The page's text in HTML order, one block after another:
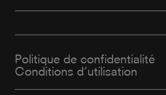
Politique de confidentialité
Conditions d’utilisation